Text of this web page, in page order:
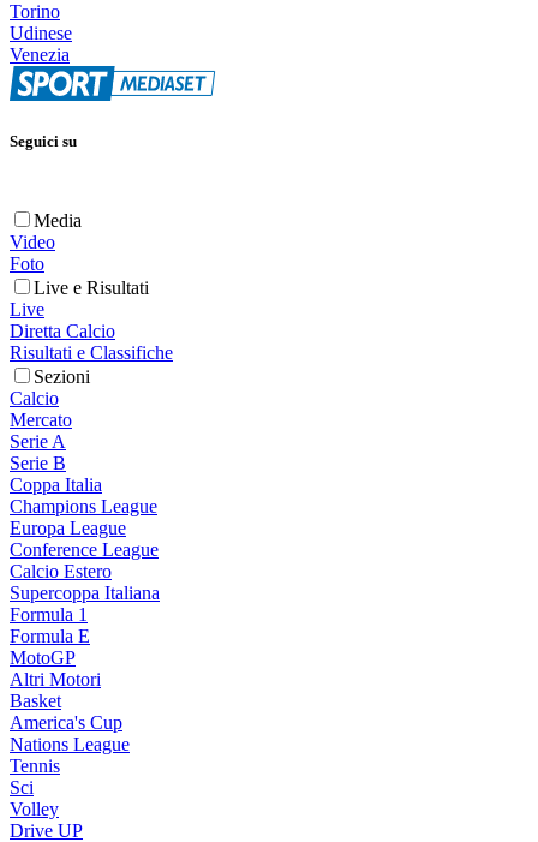
Torino
Udinese
Venezia
Seguici su
Media
Video
Foto
Live e Risultati
Live
Diretta Calcio
Risultati e Classifiche
Sezioni
Calcio
Mercato
Serie A
Serie B
Coppa Italia
Champions League
Europa League
Conference League
Calcio Estero
Supercoppa Italiana
Formula 1
Formula E
MotoGP
Altri Motori
Basket
America's Cup
Nations League
Tennis
Sci
Volley
Drive UP